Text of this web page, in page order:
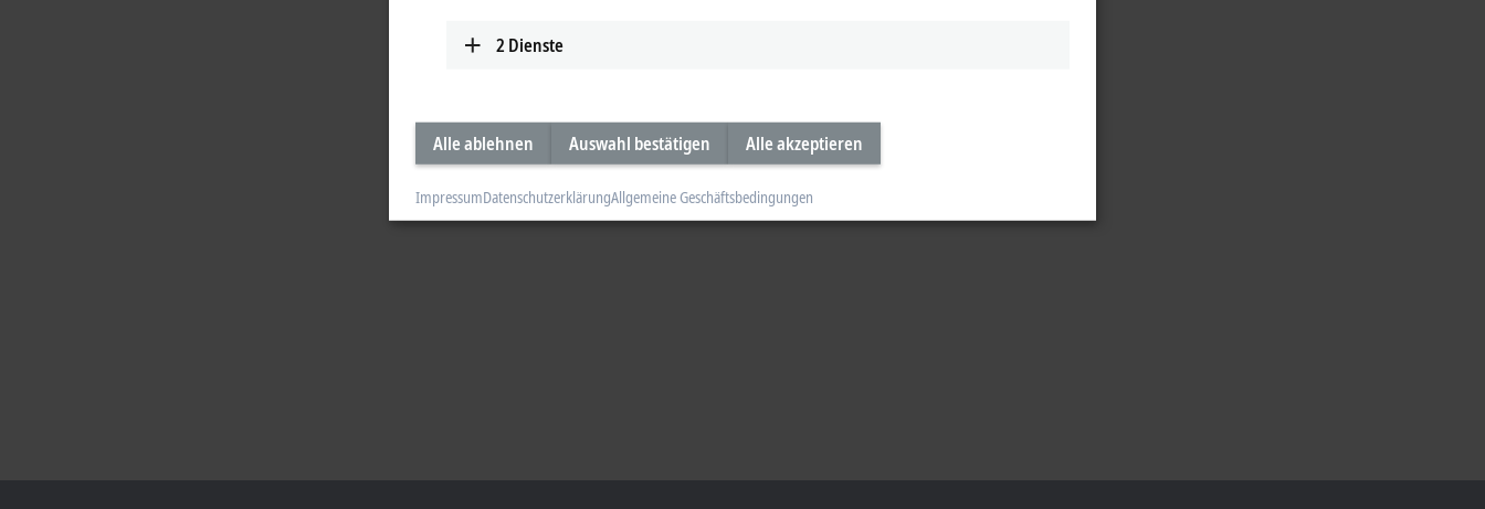
2 Dienste
Alle ablehnen Auswahl bestätigen Alle akzeptieren
ImpressumDatenschutzerklärungAllgemeine Geschäftsbedingungen